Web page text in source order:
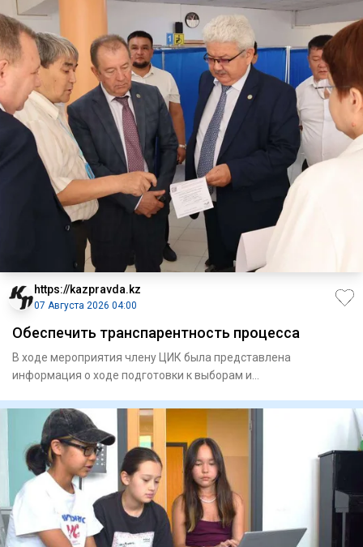
https://kazpravda.kz
07 Августа 2026 04:00
Обеспечить транспарентность процесса
В ходе мероприятия члену ЦИК была представлена
информация о ходе подготовки к выборам и